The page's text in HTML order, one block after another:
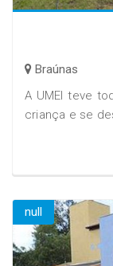
Braúnas
A UMEI teve
criança e se
null